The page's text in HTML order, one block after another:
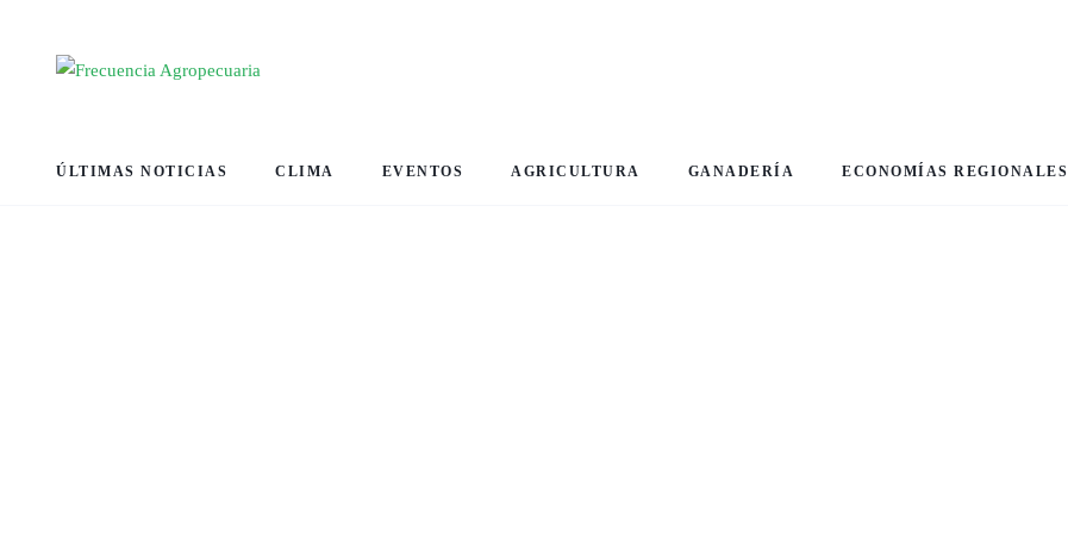
ÚLTIMAS NOTICIAS CLIMA EVENTOS AGRICULTURA GANADERÍA ECONOMÍAS REGIONALES